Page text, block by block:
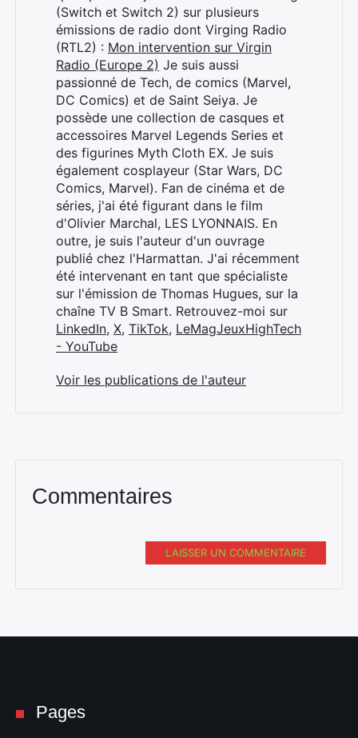
(Switch et Switch 2) sur plusieurs
émissions de radio dont Virging Radio
(RTL2) : Mon intervention sur Virgin
Radio (Europe 2) Je suis aussi
passionné de Tech, de comics (Marvel,
DC Comics) et de Saint Seiya. Je
possède une collection de casques et
accessoires Marvel Legends Series et
des figurines Myth Cloth EX. Je suis
également cosplayeur (Star Wars, DC
Comics, Marvel). Fan de cinéma et de
séries, j'ai été figurant dans le film
d'Olivier Marchal, LES LYONNAIS. En
outre, je suis l'auteur d'un ouvrage
publié chez l'Harmattan. J'ai récemment
été intervenant en tant que spécialiste
sur l'émission de Thomas Hugues, sur la
chaîne TV B Smart. Retrouvez-moi sur
LinkedIn, X, TikTok, LeMagJeuxHighTech
- YouTube
Voir les publications de l'auteur
Commentaires
LAISSER UN COMMENTAIRE
Pages